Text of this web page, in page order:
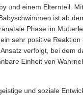
und einem Elternteil.
ist ab
Phase im
sehr positive Reaktion
verfolgt, bei dem
Einheit von
und soziale